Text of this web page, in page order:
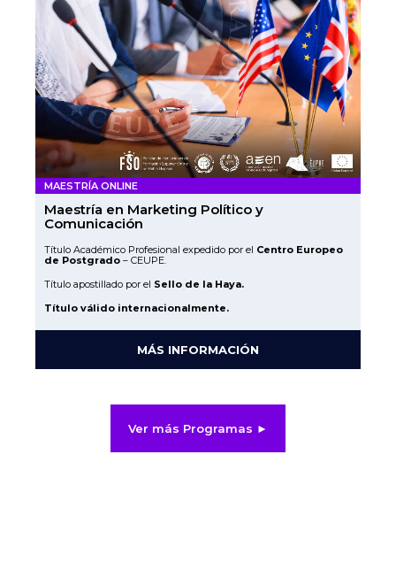
MAESTRÍA ONLINE
Maestría en Marketing Político y
Comunicación
Título Académico Profesional expedido por el Centro Europeo
de Postgrado – CEUPE.
Título apostillado por el Sello de la Haya.
Título válido internacionalmente.
MÁS INFORMACIÓN
Ver más Programas ►